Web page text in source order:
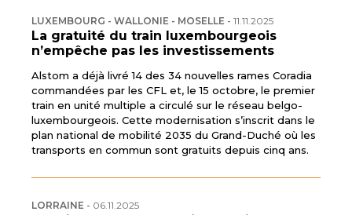
LUXEMBOURG - WALLONIE - MOSELLE - 11.11.2025
La gratuité du train luxembourgeois
n’empêche pas les investissements
Alstom a déjà livré 14 des 34 nouvelles rames Coradia
commandées par les CFL et, le 15 octobre, le premier
train en unité multiple a circulé sur le réseau belgo-
luxembourgeois. Cette modernisation s’inscrit dans le
plan national de mobilité 2035 du Grand-Duché où les
transports en commun sont gratuits depuis cinq ans.
LORRAINE - 06.11.2025